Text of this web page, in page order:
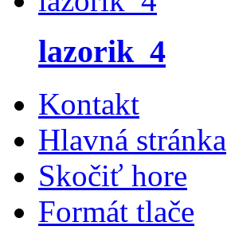
lazorik_4
Kontakt
Hlavná stránka
Skočiť hore
Formát tlače